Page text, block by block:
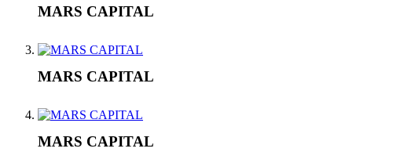
MARS CAPITAL
MARS CAPITAL
MARS CAPITAL